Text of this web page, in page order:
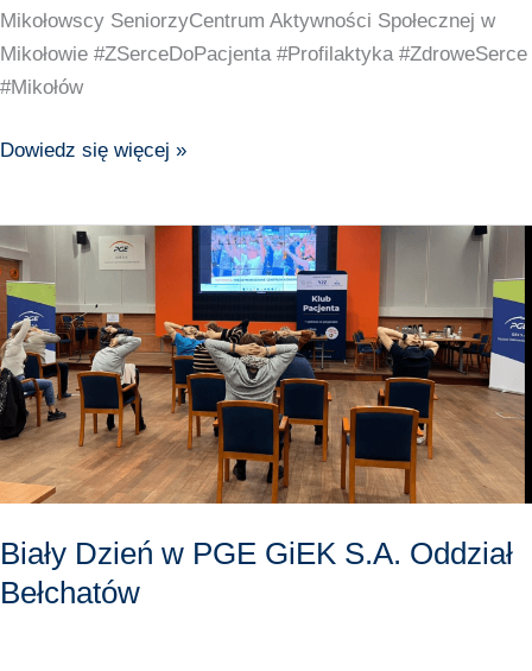
Mikołowscy SeniorzyCentrum Aktywności Społecznej w
Mikołowie #ZSerceDoPacjenta #Profilaktyka #ZdroweSerce
#Mikołów
Dowiedz się więcej »
Biały Dzień w PGE GiEK S.A. Oddział
Bełchatów
Biały
Dzień
w
PGE
GiEK
S.A.
Oddział
Bełchatów